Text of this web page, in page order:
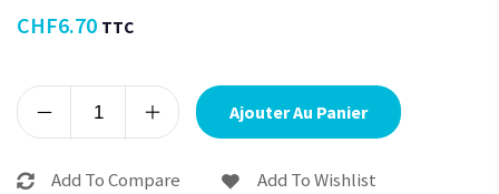
CHF6.70 TTC
Ajouter Au Panier
Alternative:
Add To Compare Add To Wishlist